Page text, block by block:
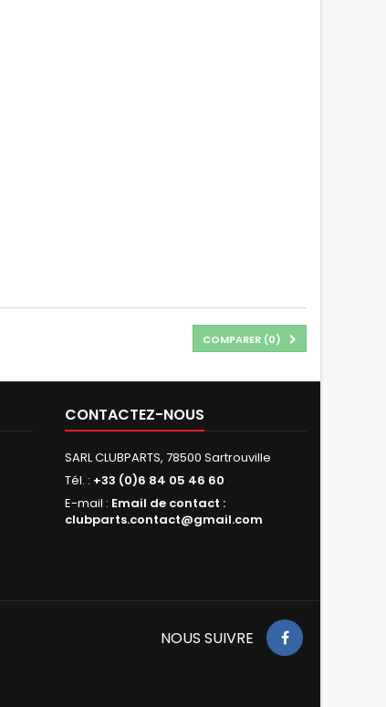
COMPARER (0)
CONTACTEZ-NOUS
SARL CLUBPARTS, 78500 Sartrouville
Tél. : +33 (0)6 84 05 46 60
E-mail : Email de contact :
clubparts.contact@gmail.com
NOUS SUIVRE